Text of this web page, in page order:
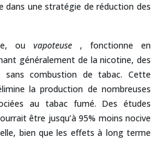
dans une stratégie de réduction des
ou vapoteuse , fonctionne en
généralement de la nicotine, des
combustion de tabac. Cette
la production de nombreuses
au tabac fumé. Des études
être jusqu’à 95% moins nocive
bien que les effets à long terme